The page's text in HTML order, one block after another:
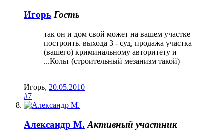
Игорь Гость
так он и дом свой может на вашем участке
построить. выхода 3 - суд, продажа участка
(вашего) криминальному авторитету и
...Кольт (строительный мезанизм такой)
Игорь, 20.05.2010
#7
Александр М. Активный участник